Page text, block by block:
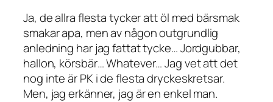
Ja, de allra flesta tycker att öl med bärsmak
smakar apa, men av någon outgrundlig
anledning har jag fattat tycke… Jordgubbar,
hallon, körsbär… Whatever… Jag vet att det
nog inte är PK i de flesta dryckeskretsar.
Men, jag erkänner, jag är en enkel man.